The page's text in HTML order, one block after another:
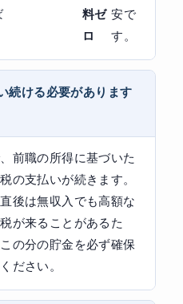
料ゼ
ロ
安で
す。
続ける必要があります
前職の所得に基づいた
の支払いが続きます。
後は無収入でも高額な
が来ることがあるた
の分の貯金を必ず確保
ださい。